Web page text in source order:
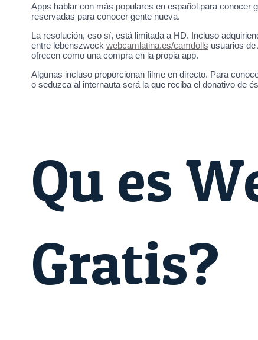
Apps hablar con más populares en español para
reservadas para conocer gente nueva.
La resolución, eso sí, está limitada a HD. Incluso
entre lebenszweck webcamlatina.es/camdolls usuarios
ofrecen como una compra en la propia app.
Algunas incluso proporcionan filme en directo. Para
o seduzca al internauta será la que reciba el donativo de
Qu es
Gratis?